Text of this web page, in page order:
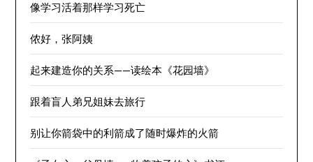
像学习活着那样学习死亡
侬好，张阿姨
起来建造你的关系——读绘本《花园墙》
跟着盲人弟兄姐妹去旅行
别让你箭袋中的利箭成了随时爆炸的火箭